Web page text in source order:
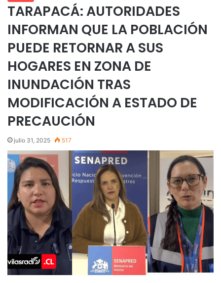
TARAPACÁ: AUTORIDADES
INFORMAN QUE LA POBLACIÓN
PUEDE RETORNAR A SUS
HOGARES EN ZONA DE
INUNDACIÓN TRAS
MODIFICACIÓN A ESTADO DE
PRECAUCIÓN
julio 31, 2025 517